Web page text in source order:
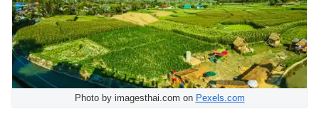
Photo by imagesthai.com on Pexels.com